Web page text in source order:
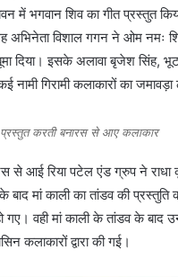
में भगवान शिव का गीत प्रस्तुत
अभिनेता विशाल गगन ने ओम नमः
दिया। इसके अलावा बृजेश सिंह,
नामी गिरामी कलाकारों का जमावड़ा
प्रस्तुत करती बनारस से आए कलाकार
से आई रिया पटेल एंड ग्रुप ने राधा
बाद मां काली का तांडव की
गए। वही मां काली के तांडव के बाद
कलाकारों द्वारा की गई।